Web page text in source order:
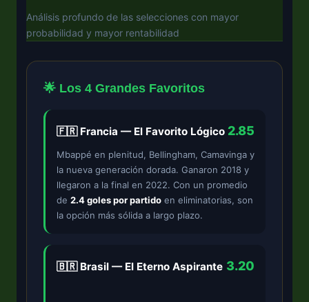
Análisis profundo de las selecciones con mayor
probabilidad y mayor rentabilidad
🌟 Los 4 Grandes Favoritos
🇫🇷 Francia — El Favorito Lógico 2.85
Mbappé en plenitud, Bellingham, Camavinga y
la nueva generación dorada. Ganaron 2018 y
llegaron a la final en 2022. Con un promedio
de 2.4 goles por partido en eliminatorias, son
la opción más sólida a largo plazo.
🇧🇷 Brasil — El Eterno Aspirante 3.20